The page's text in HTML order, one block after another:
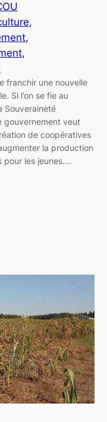
franchir une nouvelle
Si l’on se fie au
Souveraineté
gouvernement veut
de coopératives
la production
pour les jeunes.…